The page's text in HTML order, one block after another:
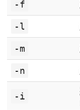
-f
-l
-m
-n
-i